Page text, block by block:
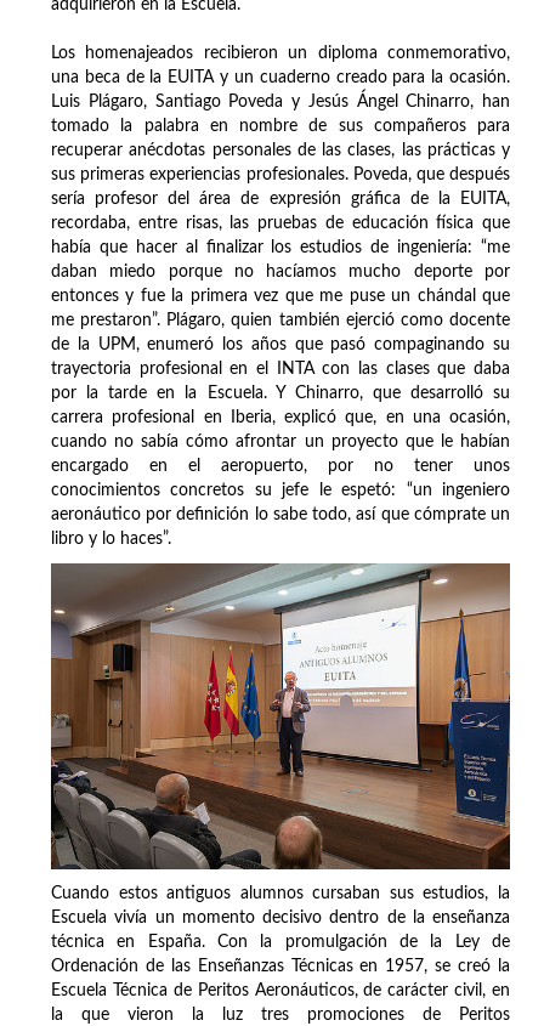
adquirieron en la Escuela.
Los homenajeados recibieron un diploma conmemorativo,
una beca de la EUITA y un cuaderno creado para la ocasión.
Luis Plágaro, Santiago Poveda y Jesús Ángel Chinarro, han
tomado la palabra en nombre de sus compañeros para
recuperar anécdotas personales de las clases, las prácticas y
sus primeras experiencias profesionales. Poveda, que después
sería profesor del área de expresión gráfica de la EUITA,
recordaba, entre risas, las pruebas de educación física que
había que hacer al finalizar los estudios de ingeniería: “me
daban miedo porque no hacíamos mucho deporte por
entonces y fue la primera vez que me puse un chándal que
me prestaron”. Plágaro, quien también ejerció como docente
de la UPM, enumeró los años que pasó compaginando su
trayectoria profesional en el INTA con las clases que daba
por la tarde en la Escuela. Y Chinarro, que desarrolló su
carrera profesional en Iberia, explicó que, en una ocasión,
cuando no sabía cómo afrontar un proyecto que le habían
encargado en el aeropuerto, por no tener unos
conocimientos concretos su jefe le espetó: “un ingeniero
aeronáutico por definición lo sabe todo, así que cómprate un
libro y lo haces”.
Cuando estos antiguos alumnos cursaban sus estudios, la
Escuela vivía un momento decisivo dentro de la enseñanza
técnica en España. Con la promulgación de la Ley de
Ordenación de las Enseñanzas Técnicas en 1957, se creó la
Escuela Técnica de Peritos Aeronáuticos, de carácter civil, en
la que vieron la luz tres promociones de Peritos